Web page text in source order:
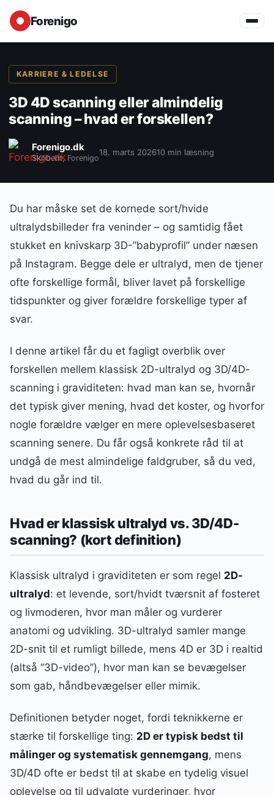
Forenigo
KARRIERE & LEDELSE
3D 4D scanning eller almindelig
scanning – hvad er forskellen?
Forenigo.dk
Skribent, Forenigo
18. marts 202610 min læsning
Du har måske set de kornede sort/hvide
ultralydsbilleder fra veninder – og samtidig fået
stukket en knivskarp 3D-”babyprofil” under næsen
på Instagram. Begge dele er ultralyd, men de tjener
ofte forskellige formål, bliver lavet på forskellige
tidspunkter og giver forældre forskellige typer af
svar.
I denne artikel får du et fagligt overblik over
forskellen mellem klassisk 2D-ultralyd og 3D/4D-
scanning i graviditeten: hvad man kan se, hvornår
det typisk giver mening, hvad det koster, og hvorfor
nogle forældre vælger en mere oplevelsesbaseret
scanning senere. Du får også konkrete råd til at
undgå de mest almindelige faldgruber, så du ved,
hvad du går ind til.
Hvad er klassisk ultralyd vs. 3D/4D-
scanning? (kort definition)
Klassisk ultralyd i graviditeten er som regel 2D-
ultralyd: et levende, sort/hvidt tværsnit af fosteret
og livmoderen, hvor man måler og vurderer
anatomi og udvikling. 3D-ultralyd samler mange
2D-snit til et rumligt billede, mens 4D er 3D i realtid
(altså “3D-video”), hvor man kan se bevægelser
som gab, håndbevægelser eller mimik.
Definitionen betyder noget, fordi teknikkerne er
stærke til forskellige ting: 2D er typisk bedst til
målinger og systematisk gennemgang, mens
3D/4D ofte er bedst til at skabe en tydelig visuel
oplevelse og til udvalgte vurderinger, hvor